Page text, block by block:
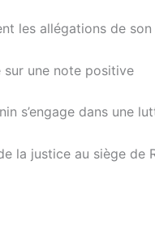
les allégations de
sur une note positive
s’engage dans une
la justice au siège de